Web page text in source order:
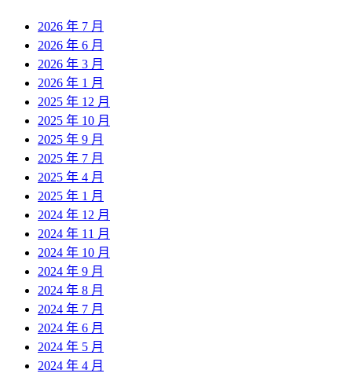
2026 年 7 月
2026 年 6 月
2026 年 3 月
2026 年 1 月
2025 年 12 月
2025 年 10 月
2025 年 9 月
2025 年 7 月
2025 年 4 月
2025 年 1 月
2024 年 12 月
2024 年 11 月
2024 年 10 月
2024 年 9 月
2024 年 8 月
2024 年 7 月
2024 年 6 月
2024 年 5 月
2024 年 4 月